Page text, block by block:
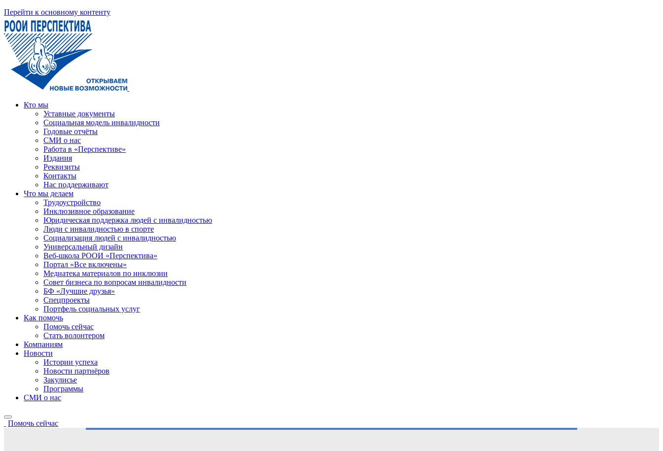
Перейти к основному контенту
Кто мы
Уставные документы
Социальная модель инвалидности
Годовые отчёты
СМИ о нас
Работа в «Перспективе»
Издания
Реквизиты
Контакты
Нас поддерживают
Что мы делаем
Трудоустройство
Инклюзивное образование
Юридическая поддержка людей с инвалидностью
Люди с инвалидностью в спорте
Социализация людей с инвалидностью
Универсальный дизайн
Веб-школа РООИ «Перспектива»
Портал «Все включены»
Медиатека материалов по инклюзии
Совет бизнеса по вопросам инвалидности
БФ «Лучшие друзья»
Спецпроекты
Портфель социальных услуг
Как помочь
Помочь сейчас
Стать волонтером
Компаниям
Новости
Истории успеха
Новости партнёров
Закулисье
Программы
СМИ о нас
Помочь сейчас